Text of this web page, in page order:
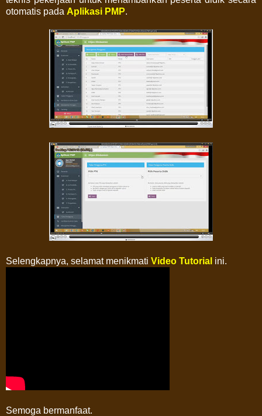
otomatis pada Aplikasi PMP.
Selengkapnya, selamat menikmati Video Tutorial ini.
Semoga bermanfaat.